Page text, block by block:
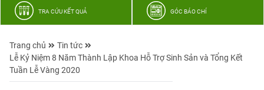
TRA CỨU KẾT QUẢ GÓC BÁO CHÍ
Trang chủ
Tin tức
Lễ Kỷ Niệm 8 Năm Thành Lập Khoa Hỗ Trợ Sinh Sản và Tổng Kết
Tuần Lễ Vàng 2020